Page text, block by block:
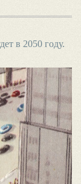
в 2050 году.